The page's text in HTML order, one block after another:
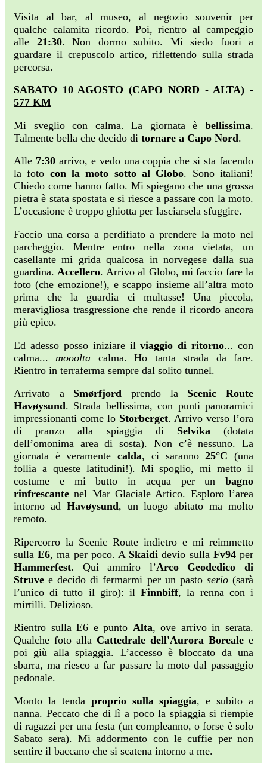
Visita al bar, al museo, al negozio souvenir per
qualche calamita ricordo. Poi, rientro al campeggio
alle 21:30. Non dormo subito. Mi siedo fuori a
guardare il crepuscolo artico, riflettendo sulla strada
percorsa.
SABATO 10 AGOSTO (CAPO NORD - ALTA) -
577 KM
Mi sveglio con calma. La giornata è bellissima.
Talmente bella che decido di tornare a Capo Nord.
Alle 7:30arrivo, e vedo una coppia che si sta facendo
la foto con la moto sotto al Globo. Sono italiani!
Chiedo come hanno fatto. Mi spiegano che una grossa
pietra è stata spostata e si riesce a passare con la moto.
L’occasione è troppo ghiotta per lasciarsela sfuggire.
Faccio una corsa a perdifiato a prendere la moto nel
parcheggio. Mentre entro nella zona vietata, un
casellante mi grida qualcosa in norvegese dalla sua
guardina. Accellero. Arrivo al Globo, mi faccio fare la
foto (che emozione!), e scappo insieme all’altra moto
prima che la guardia ci multasse! Una piccola,
meravigliosa trasgressione che rende il ricordo ancora
più epico.
Ed adesso posso iniziare ilviaggio di ritorno... con
calma... mooolta calma. Ho tanta strada da fare.
Rientro in terraferma sempre dal solito tunnel.
Arrivato a Smørfjord prendo la Scenic Route
Havøysund. Strada bellissima, con punti panoramici
impressionanti come lo Storberget. Arrivo verso l’ora
di pranzo alla spiaggia di Selvika(dotata
dell’omonima area di sosta). Non c’è nessuno. La
giornata è veramentecalda, ci saranno25°C (una
follia a queste latitudini!). Mi spoglio, mi metto il
costume e mi butto in acqua per un bagno
rinfrescante nel Mar Glaciale Artico. Esploro l’area
intorno ad Havøysund, un luogo abitato ma molto
remoto.
Ripercorro la Scenic Route indietro e mi reimmetto
sullaE6, ma per poco. A Skaidi devio sulla Fv94per
Hammerfest. Qui ammiro l’Arco Geodedico di
Struve e decido di fermarmi per un pasto serio(sarà
l’unico di tutto il giro): ilFinnbiff, la renna con i
mirtilli. Delizioso.
Rientro sulla E6 e punto Alta, ove arrivo in serata.
Qualche foto alla Cattedrale dell'Aurora Boreale e
poi giù alla spiaggia. L’accesso è bloccato da una
sbarra, ma riesco a far passare la moto dal passaggio
pedonale.
Monto la tenda proprio sulla spiaggia, e subito a
nanna. Peccato che di lì a poco la spiaggia si riempie
di ragazzi per una festa (un compleanno, o forse è solo
Sabato sera). Mi addormento con le cuffie per non
sentire il baccano che si scatena intorno a me.